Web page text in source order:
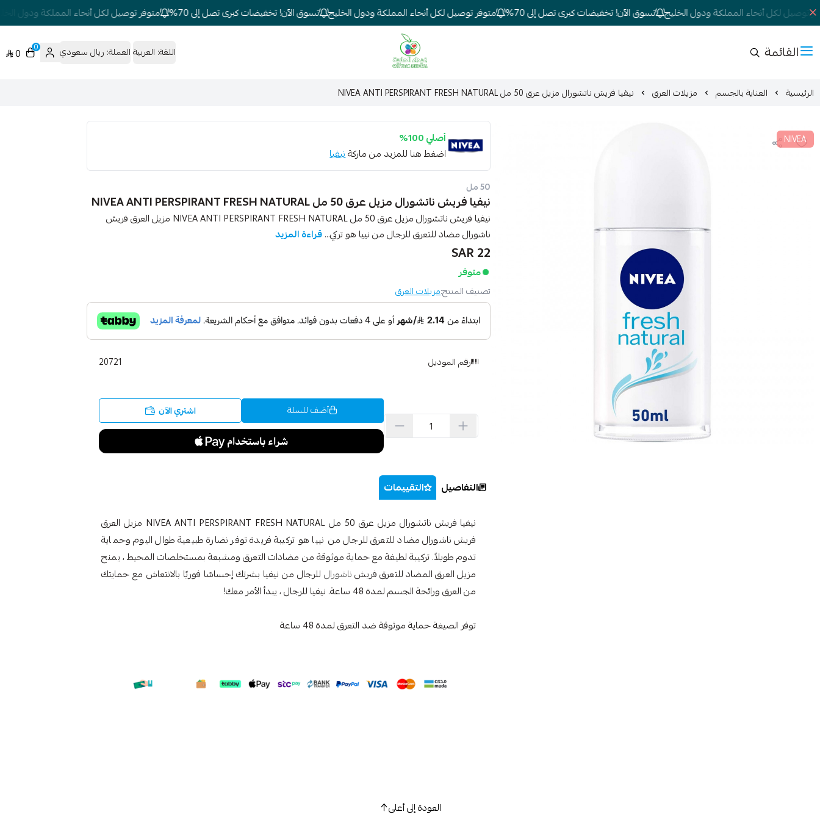
توصيل لكل أنحاء المملكة ودول الخليج تسوق الآن! تخفيضات كبرى تصل إلى 70% متوفر توصيل لكل أنحاء المملكة ودول الخليج تسوق الآن! تخفيضات كبرى تصل إلى 70% متوفر توصيل لكل أنحاء المملكة ودول
القائمة شركة غيداء المتطورة الطبية اللغة: العربيةالعملة: ريال سعودي 0
0
الرئيسية العناية بالجسم مزيلات العرق نيفيا فريش ناتشورال مزيل عرق 50 مل NIVEA ANTI PERSPIRANT FRESH NATURAL
NIVEA
أصلي 100%
اضغط هنا للمزيد من ماركةنيفيا
50 مل
نيفيا فريش ناتشورال مزيل عرق 50 مل NIVEA ANTI PERSPIRANT FRESH NATURAL
نيفيا فريش ناتشورال مزيل عرق 50 مل NIVEA ANTI PERSPIRANT FRESH NATURAL مزيل العرق فريش
ناشورال مضاد للتعرق للرجال من نييا هو تركي...قراءة المزيد
22 SAR
متوفر
تصنيف المنتج:مزيلات العرق
رقم الموديل 20721
أضف للسلة اشتري الآن
التفاصيل التقييمات
نيفيا فريش ناتشورال مزيل عرق 50 مل NIVEA ANTI PERSPIRANT FRESH NATURAL مزيل العرق
فريش ناشورال مضاد للتعرق للرجال من نييا هو تركيبة فريدة توفر نضارة طبيعية طوال اليوم وحماية
تدوم طويلاً. تركيبة لطيفة مع حماية موثوقة من مضادات التعرق ومشبعة بمستخلصات المحيط ، يمنح
مزيل العرق المضاد للتعرق فريشناشورال للرجال من نيفيا بشرتك إحساسًا فوريًا بالانتعاش مع حمايتك
من العرق ورائحة الجسم لمدة 48 ساعة. نيفيا للرجال ، يبدأ الأمر معك!
توفر الصيغة حماية موثوقة ضد التعرق لمدة 48 ساعة
العودة إلى أعلى